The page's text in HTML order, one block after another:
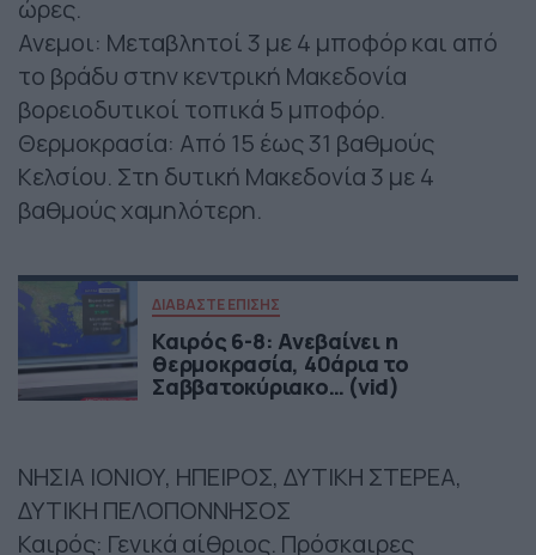
ώρες.
Ανεμοι: Μεταβλητοί 3 με 4 μποφόρ και από
το βράδυ στην κεντρική Μακεδονία
βορειοδυτικοί τοπικά 5 μποφόρ.
Θερμοκρασία: Από 15 έως 31 βαθμούς
Κελσίου. Στη δυτική Μακεδονία 3 με 4
βαθμούς χαμηλότερη.
ΔΙΑΒΑΣΤΕ ΕΠΙΣΗΣ
Καιρός 6-8: Ανεβαίνει η
θερμοκρασία, 40άρια το
Σαββατοκύριακο… (vid)
ΝΗΣΙΑ ΙΟΝΙΟΥ, ΗΠΕΙΡΟΣ, ΔΥΤΙΚΗ ΣΤΕΡΕΑ,
ΔΥΤΙΚΗ ΠΕΛΟΠΟΝΝΗΣΟΣ
Καιρός: Γενικά αίθριος. Πρόσκαιρες